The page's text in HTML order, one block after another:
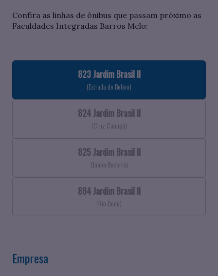
Confira as linhas de ônibus que passam próximo as
Faculdades Integradas Barros Melo:
823 Jardim Brasil II
(Estrada de Belém)
824 Jardim Brasil II
(Cruz Cabugá)
825 Jardim Brasil II
(Joana Bezerra)
884 Jardim Brasil II
(Rio Doce)
Empresa